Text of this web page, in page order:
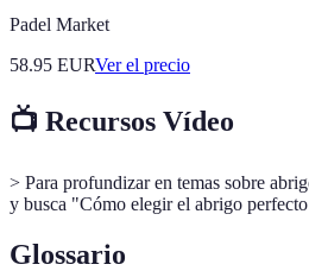
Padel Market
58.95 EURVer el precio
📺 Recursos Vídeo
> Para profundizar en temas sobre
y busca "Cómo elegir el abrigo
Glossario